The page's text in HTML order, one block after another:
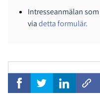
Intresseanmälan
viadetta formulär.